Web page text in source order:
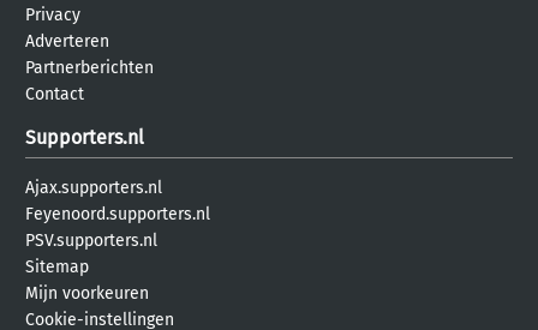
Privacy
Adverteren
Partnerberichten
Contact
Supporters.nl
Ajax.supporters.nl
Feyenoord.supporters.nl
PSV.supporters.nl
Sitemap
Mijn voorkeuren
Cookie-instellingen